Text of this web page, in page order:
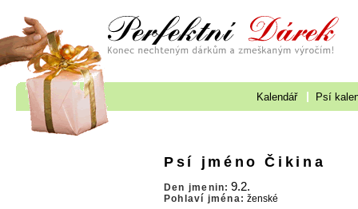
Kalendář Psí
Psí jméno Čikina
Den jmenin: 9.2.
Pohlaví jména: ženské